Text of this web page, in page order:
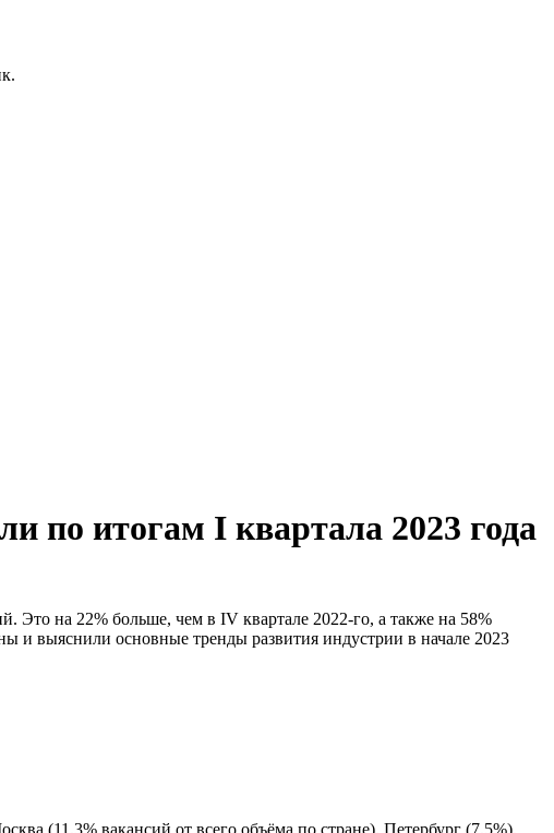
по итогам I квартала 2023 года
Это на 22% больше, чем в IV квартале 2022-го, а также на 58%
и выяснили основные тренды развития индустрии в начале 2023
(11,3% вакансий от всего объёма по стране), Петербург (7,5%),